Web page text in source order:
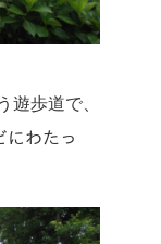
遊歩道で、
にわたっ